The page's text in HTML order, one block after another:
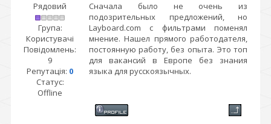
Рядовий
Група:
Користувачі
Повідомлень:
9
Репутація: 0
Статус:
Offline
Сначала было не очень из
подозрительных предложений, но
Layboard.com с фильтрами поменял
мнение. Нашел прямого работодателя,
постоянную работу, без опыта. Это топ
для вакансий в Европе без знания
языка для русскоязычных.